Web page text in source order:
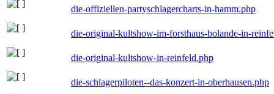
die-offiziellen-partyschlagercharts-in-hamm.php
die-original-kultshow-im-forsthaus-bolande-in-
die-original-kultshow-in-reinfeld.php
die-schlagerpiloten--das-konzert-in-oberhausen.php